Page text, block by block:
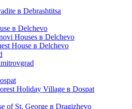
в Debrashtitsa
в Delchevo
Houses в Delchevo
House в Delchevo
Holiday Village в Dospat
of St. George в Dragizhevo